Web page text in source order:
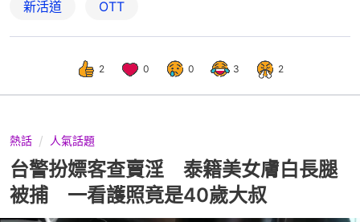
新活道 OTT
2 0 0 3 2
熱話 人氣話題
台警扮嫖客查賣淫 泰籍美女膚白長腿
被捕 一看護照竟是40歲大叔